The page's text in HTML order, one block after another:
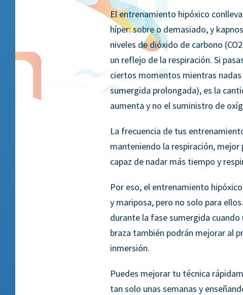
El entrenamiento hipóxico
híper: sobre o demasiado, y
niveles de dióxido de carbono
un reflejo de la respiración. Si
ciertos momentos mientras
sumergida prolongada), es la
aumenta y no el suministro de
La frecuencia de tus
manteniendo la respiración,
capaz de nadar más tiempo y
Por eso, el entrenamiento
y mariposa, pero no solo para
durante la fase sumergida
braza también podrán mejorar al
inmersión.
Puedes mejorar tu técnica
tan solo unas semanas y